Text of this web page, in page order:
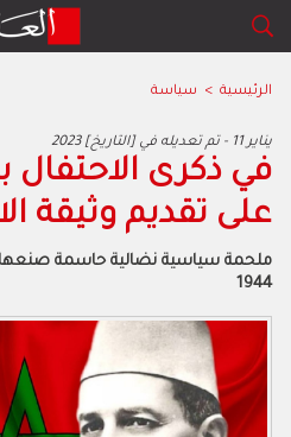
الرئيسية > سياسة
2023 يناير 11 - تم تعديله في [التاريخ]
على تقديم وثيقة
1944